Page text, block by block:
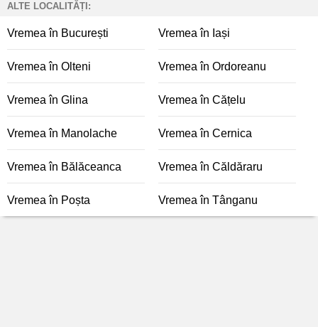
ALTE LOCALITĂȚI:
Vremea în București Vremea în Iași
Vremea în Olteni Vremea în Ordoreanu
Vremea în Glina Vremea în Cățelu
Vremea în Manolache Vremea în Cernica
Vremea în Bălăceanca Vremea în Căldăraru
Vremea în Poșta Vremea în Tânganu